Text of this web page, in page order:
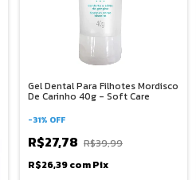
Gel Dental Para Filhotes Mordisco
De Carinho 40g - Soft Care
-31% OFF
R$27,78 R$39,99
R$26,39comPix